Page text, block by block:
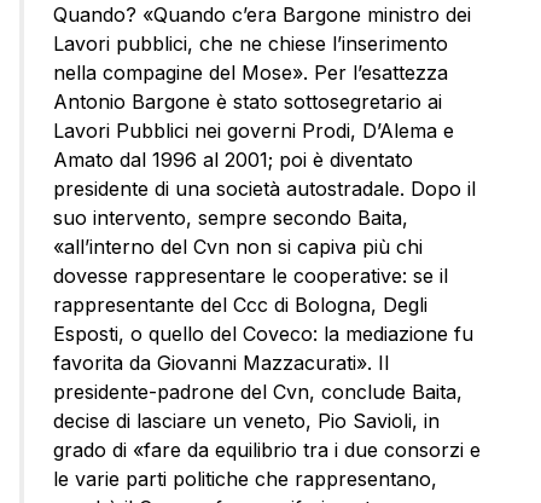
Quando? «Quando c’era Bargone ministro dei
Lavori pubblici, che ne chiese l’inserimento
nella compagine del Mose». Per l’esattezza
Antonio Bargone è stato sottosegretario ai
Lavori Pubblici nei governi Prodi, D’Alema e
Amato dal 1996 al 2001; poi è diventato
presidente di una società autostradale. Dopo il
suo intervento, sempre secondo Baita,
«all’interno del Cvn non si capiva più chi
dovesse rappresentare le cooperative: se il
rappresentante del Ccc di Bologna, Degli
Esposti, o quello del Coveco: la mediazione fu
favorita da Giovanni Mazzacurati». Il
presidente-padrone del Cvn, conclude Baita,
decise di lasciare un veneto, Pio Savioli, in
grado di «fare da equilibrio tra i due consorzi e
le varie parti politiche che rappresentano,